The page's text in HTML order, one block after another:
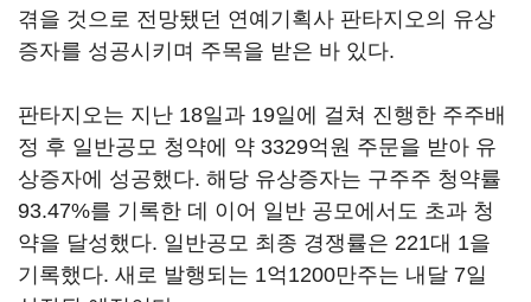
겪을 것으로 전망됐던 연예기획사 판타지오의 유상
증자를 성공시키며 주목을 받은 바 있다.
판타지오는 지난 18일과 19일에 걸쳐 진행한 주주배
정 후 일반공모 청약에 약 3329억원 주문을 받아 유
상증자에 성공했다. 해당 유상증자는 구주주 청약률
93.47%를 기록한 데 이어 일반 공모에서도 초과 청
약을 달성했다. 일반공모 최종 경쟁률은 221대 1을
기록했다. 새로 발행되는 1억1200만주는 내달 7일